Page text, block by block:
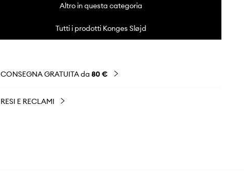
Altro in questa categoria
Tutti i prodotti Konges Sløjd
CONSEGNA GRATUITA da 80 €
RESI E RECLAMI